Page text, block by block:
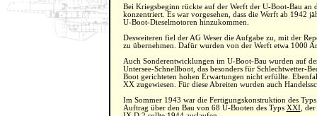
Bei Kriegsbeginn rückte auf der Werft der U-Boot-Bau an
konzentriert. Es war vorgesehen, dass die Werft ab 1942
U-Boot-Dieselmotoren hinzukommen.
Desweiteren fiel der AG Weser die Aufgabe zu, mit der
zu übernehmen. Dafür wurden von der Werft etwa 1000
Auch Sonderentwicklungen im U-Boot-Bau wurden auf
Untersee-Schnellboot, das besonders für Schlechtwetter-
Boot gerichteten hohen Erwartungen nicht erfüllte.
XX zugewiesen. Für diese Abreiten wurden auch
Im Sommer 1943 war die Fertigungskonstruktion des
Auftrag über den Bau von 68 U-Booten des Typs XXI, der